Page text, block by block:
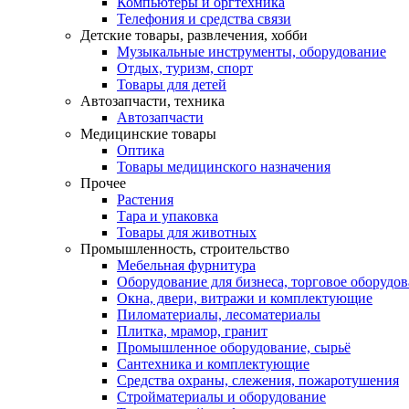
Телефония и средства связи
Детские товары, развлечения, хобби
Музыкальные инструменты, оборудование
Отдых, туризм, спорт
Товары для детей
Автозапчасти, техника
Автозапчасти
Медицинские товары
Оптика
Товары медицинского назначения
Прочее
Растения
Тара и упаковка
Товары для животных
Промышленность, строительство
Мебельная фурнитура
Оборудование для бизнеса, торговое
Окна, двери, витражи и комплектующие
Пиломатериалы, лесоматериалы
Плитка, мрамор, гранит
Промышленное оборудование, сырьё
Сантехника и комплектующие
Средства охраны, слежения, пожаротушения
Стройматериалы и оборудование